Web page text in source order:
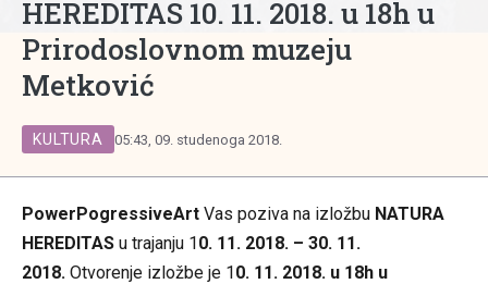
HEREDITAS 10. 11. 2018. u 18h u
Prirodoslovnom muzeju
Metković
KULTURA 05:43, 09. studenoga 2018.
PowerPogressiveArt Vas poziva na izložbu NATURA
HEREDITAS u trajanju 10. 11. 2018. – 30. 11.
2018. Otvorenje izložbe je 10. 11. 2018. u 18h u